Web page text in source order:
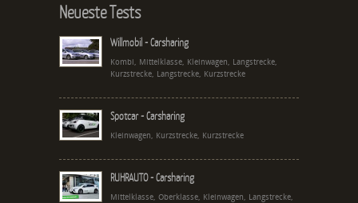
Neueste Tests
Willmobil - Carsharing
Kombi, Mittelklasse, Kleinwagen, Langstrecke,
Kurzstrecke, Langstrecke, Kurzstrecke
Spotcar - Carsharing
Kleinwagen, Kurzstrecke, Kurzstrecke
RUHRAUTO - Carsharing
Mittelklasse, Oberklasse, Kleinwagen, Langstrecke,